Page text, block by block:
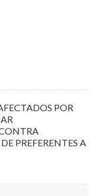
POR
PREFERENTES A